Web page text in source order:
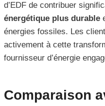
d’EDF de contribuer
énergétique plus durable
énergies fossiles. Les
activement à cette
fournisseur d’énergie
Comparaison